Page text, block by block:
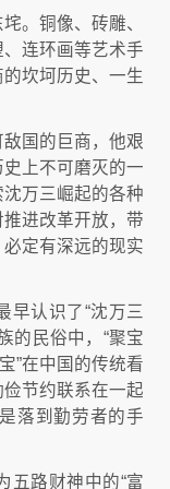
。铜像、砖雕、
连环画等艺术手
坎坷历史、一生
国的巨商，他艰
上不可磨灭的一
万三崛起的各种
进改革开放，带
定有深远的现实
早认识了“沈万三
的民俗中，“聚宝
”在中国的传统看
节约联系在一起
落到勤劳者的手
五路财神中的“富